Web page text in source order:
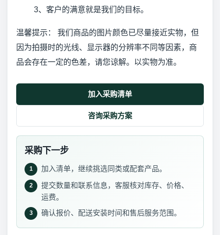
3、客户的满意就是我们的目标。
温馨提示： 我们商品的图片颜色已尽量接近实物，但
因为拍摄时的光线、显示器的分辨率不同等因素，商
品会存在一定的色差，请您谅解。以实物为准。
加入采购清单
咨询采购方案
采购下一步
1 加入清单，继续挑选同类或配套产品。
2
提交数量和联系信息，客服核对库存、价格、
运费。
3 确认报价、配送安装时间和售后服务范围。